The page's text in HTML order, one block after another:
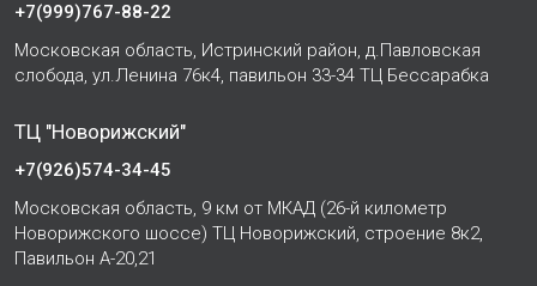
+7(999)767-88-22
Московская область, Истринский район, д.Павловская
слобода, ул.Ленина 76к4, павильон 33-34 ТЦ Бессарабка
ТЦ "Новорижский"
+7(926)574-34-45
Московская область, 9 км от МКАД (26-й километр
Новорижского шоссе) ТЦ Новорижский, строение 8к2,
Павильон А-20,21